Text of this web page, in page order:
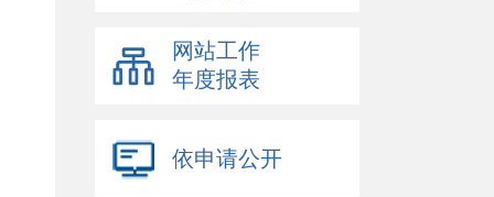
网站工作
年度报表
依申请公开